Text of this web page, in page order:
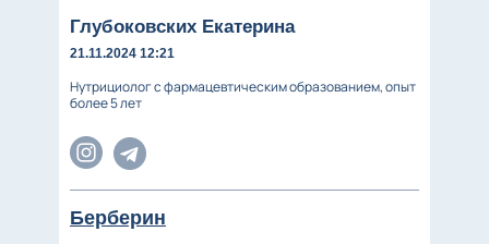
Берберин
21.11.2024 12:21
Нутрициолог с фармацевтическим образованием, опыт
более 5 лет
Глубоковских Екатерина